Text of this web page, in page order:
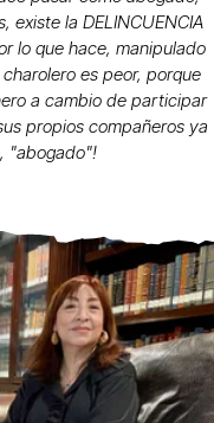
existe la DELINCUENCIA
lo que hace, manipulado
es peor, porque
a cambio de participar
propios compañeros ya
"abogado"!